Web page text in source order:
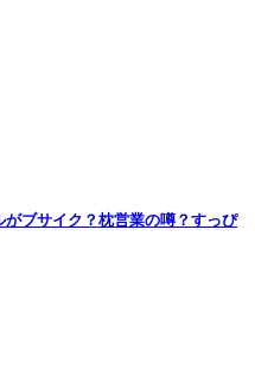
ブサイク？枕営業の噂？すっぴ